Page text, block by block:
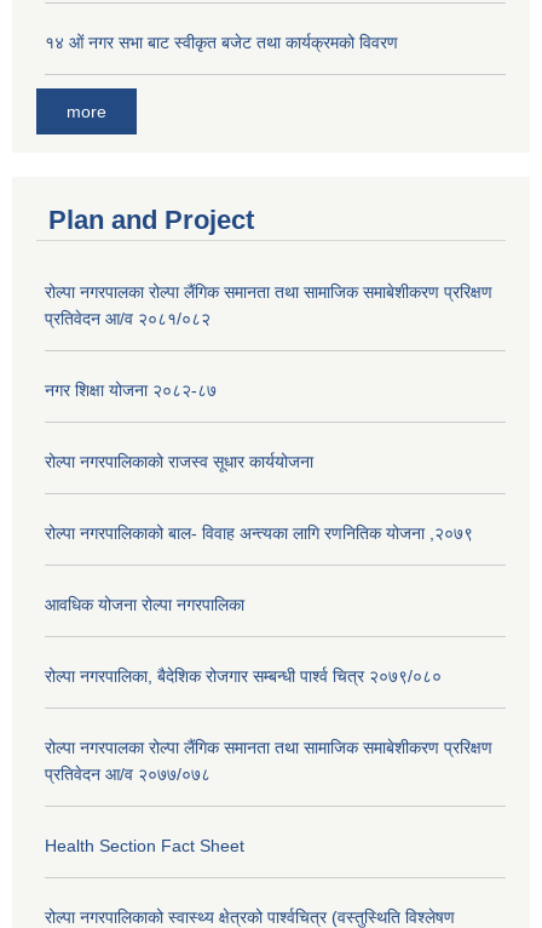
१४ ओं नगर सभा बाट स्वीकृत बजेट तथा कार्यक्रमको विवरण
more
Plan and Project
रोल्पा नगरपालका रोल्पा लैंगिक समानता तथा सामाजिक समाबेशीकरण प्ररिक्षण
प्रतिवेदन आ/व २०८१/०८२
नगर शिक्षा योजना २०८२-८७
रोल्पा नगरपालिकाको राजस्व सूधार कार्ययोजना
रोल्पा नगरपालिकाको बाल- विवाह अन्त्यका लागि रणनितिक योजना ,२०७९
आवधिक योजना रोल्पा नगरपालिका
रोल्पा नगरपालिका, बैदेशिक रोजगार सम्बन्धी पार्श्व चित्र २०७९/०८०
रोल्पा नगरपालका रोल्पा लैंगिक समानता तथा सामाजिक समाबेशीकरण प्ररिक्षण
प्रतिवेदन आ/व २०७७/०७८
Health Section Fact Sheet
रोल्पा नगरपालिकाको स्वास्थ्य क्षेत्रको पार्श्वचित्र (वस्तुस्थिति विश्लेषण